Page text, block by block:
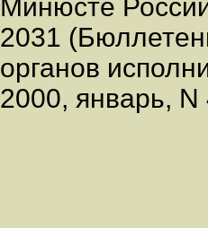
Минюсте
2031
органов
2000, январь, N